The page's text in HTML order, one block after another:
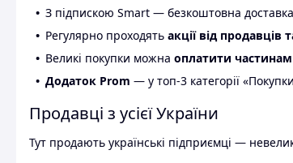
З підпискою Smart — безкоштовна доставка
Регулярно проходять акції від продавців
Великі покупки можна оплатити
Додаток Prom — у топ-3 категорії
Продавці з усієї України
Тут продають українські підприємці —